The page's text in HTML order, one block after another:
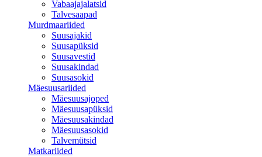
Vabaajajalatsid
Talvesaapad
Murdmaariided
Suusajakid
Suusapüksid
Suusavestid
Suusakindad
Suusasokid
Mäesuusariided
Mäesuusajoped
Mäesuusapüksid
Mäesuusakindad
Mäesuusasokid
Talvemütsid
Matkariided